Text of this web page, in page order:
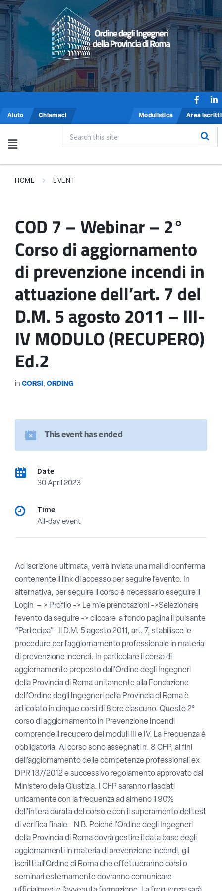
Aiuto Chiamaci Modulistica Area iscritti
HOME EVENTI
COD 7 – Webinar – 2°
Corso di aggiornamento
di prevenzione incendi in
attuazione dell’art. 7 del
D.M. 5 agosto 2011 – III-
IV MODULO (RECUPERO)
Ed.2
in CORSI, ORDING
This event has ended
Date
30 April 2023
Time
All-day event
Ad iscrizione ultimata, verrà inviata una mail di conferma
contenente il link di accesso per seguire l’evento. In
alternativa, per seguire il corso è necessario eseguire il
Login – > Profilo -> Le mie prenotazioni ->Selezionare
l’evento da seguire -> cliccare a fondo pagina il pulsante
“Partecipa” Il D.M. 5 agosto 2011, art. 7, stabilisce le
procedure per l’aggiornamento professionale in materia
di prevenzione incendi. In particolare il corso di
aggiornamento proposto dall’Ordine degli Ingegneri
della Provincia di Roma unitamente alla Fondazione
dell’Ordine degli Ingegneri della Provincia di Roma è
articolato in cinque corsi di 8 ore ciascuno. Questo 2°
corso di aggiornamento in Prevenzione Incendi
comprende il recupero dei moduli III e IV. La Frequenza è
obbligatoria. Al corso sono assegnati n. 8 CFP, ai fini
dell’aggiornamento delle competenze professionali ex
DPR 137/2012 e successivo regolamento approvato dal
Ministero della Giustizia. I CFP saranno rilasciati
unicamente con la frequenza ad almeno il 90%
dell’intera durata del corso e con il superamento del test
di verifica finale. N.B. Poiché l’Ordine degli Ingegneri
della Provincia di Roma dovrà gestire il data base degli
aggiornamenti in materia di prevenzione incendi, gli
iscritti all’Ordine di Roma che effettueranno corsi o
seminari esternamente dovranno comunicare